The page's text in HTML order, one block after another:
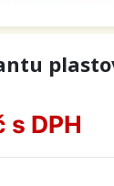
s DPH